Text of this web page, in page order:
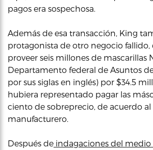
pagos era sospechosa.
Además de esa transacción, King
protagonista de otro negocio fallido,
proveer seis millones de mascarillas
Departamento federal de Asuntos
por sus siglas en inglés) por $34.5
hubiera representado pagar las
ciento de sobreprecio, de acuerdo
manufacturero.
Después de indagaciones del medio